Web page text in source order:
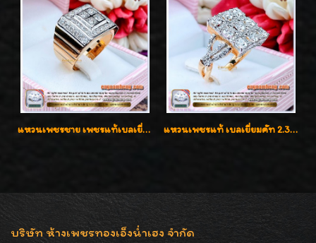
แหวนเพชรชาย เพชรแท้เบลเยี่ยมคัท น้ำ100% D-Color/VVS 2.46 กะรัต แหวนเพชรแท้ เบลเยี่ยมคัท 2.39 กะรัต น้ำ 98 F-Color/VVS ดีไซน์หน้ากว้างหรูเต็มนิ้ว
บริษัท ห้างเพชรทองเอ็งน่ำเฮง จำกัด